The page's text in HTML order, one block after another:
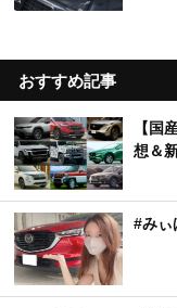
おすすめ記事
【国
想＆
#みぃ